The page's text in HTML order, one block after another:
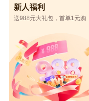
新人福利
送988元大礼包，首单1元购